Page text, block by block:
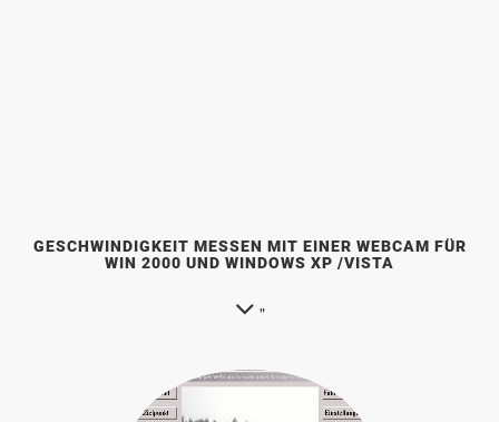
GESCHWINDIGKEIT MESSEN MIT EINER WEBCAM FÜR
WIN 2000 UND WINDOWS XP /VISTA
"